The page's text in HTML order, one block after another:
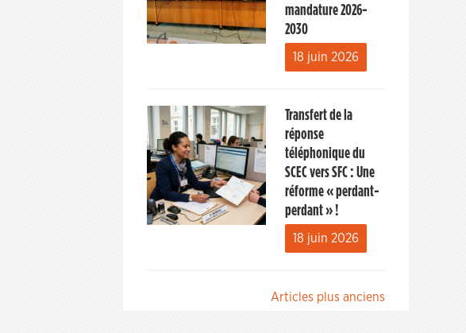
mandature 2026-
2030
18 juin 2026
Transfert de la
réponse
téléphonique du
SCEC vers SFC : Une
réforme « perdant-
perdant » !
18 juin 2026
Articles plus anciens